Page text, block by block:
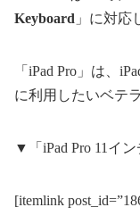
Keyboard 」に対応
「iPad Pro」は、
に利用したいベテ
▼「iPad Pro 11イ
[itemlink